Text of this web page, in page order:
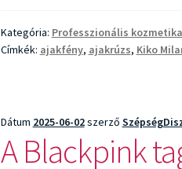
szépségmárka,
megfizethető
luxust
Kategória: Professzionális
Címkék: ajakfény, ajakrúzs, Kiko
Dátum 2025-06-02szerző
A Blackpink